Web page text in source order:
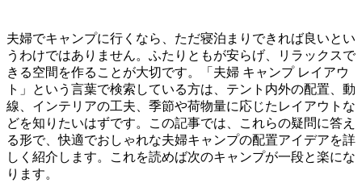
夫婦でキャンプに行くなら、ただ寝泊まりできれば良いとい
うわけではありません。ふたりともが安らげ、リラックスで
きる空間を作ることが大切です。「夫婦 キャンプ レイアウ
ト」という言葉で検索している方は、テント内外の配置、動
線、インテリアの工夫、季節や荷物量に応じたレイアウトな
どを知りたいはずです。この記事では、これらの疑問に答え
る形で、快適でおしゃれな夫婦キャンプの配置アイデアを詳
しく紹介します。これを読めば次のキャンプが一段と楽にな
ります。